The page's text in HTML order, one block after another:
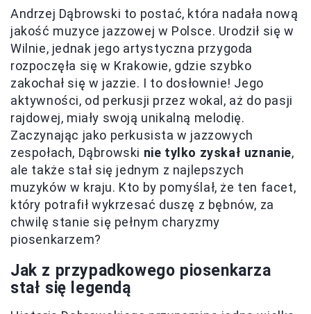
Andrzej Dąbrowski to postać, która nadała nową
jakość muzyce jazzowej w Polsce. Urodził się w
Wilnie, jednak jego artystyczna przygoda
rozpoczęła się w Krakowie, gdzie szybko
zakochał się w jazzie. I to dosłownie! Jego
aktywności, od perkusji przez wokal, aż do pasji
rajdowej, miały swoją unikalną melodię.
Zaczynając jako perkusista w jazzowych
zespołach, Dąbrowski nie tylko zyskał uznanie,
ale także stał się jednym z najlepszych
muzyków w kraju. Kto by pomyślał, że ten facet,
który potrafił wykrzesać duszę z bębnów, za
chwilę stanie się pełnym charyzmy
piosenkarzem?
Jak z przypadkowego piosenkarza
stał się legendą